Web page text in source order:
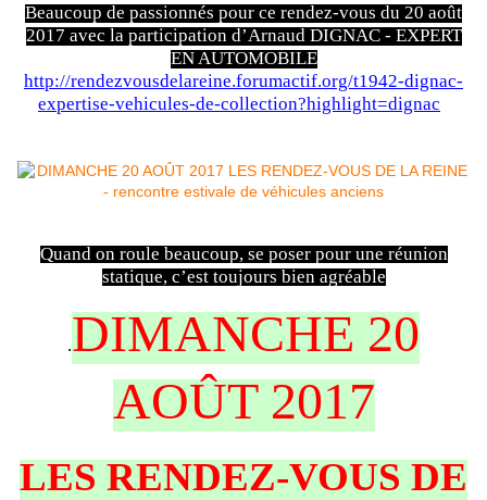
Beaucoup de passionnés pour ce rendez-vous du 20 août
2017 avec la participation d’Arnaud DIGNAC - EXPERT
EN AUTOMOBILE
http://rendezvousdelareine.forumactif.org/t1942-dignac-
expertise-vehicules-de-collection?highlight=dignac
Quand on roule beaucoup, se poser pour une réunion
statique, c’est toujours bien agréable
.DIMANCHE 20
AOÛT 2017
LES RENDEZ-VOUS DE